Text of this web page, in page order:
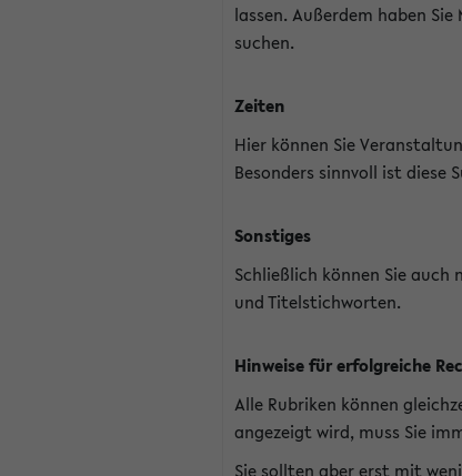
lassen. Außerdem haben
suchen.
Zeiten
Hier können Sie
Besonders sinnvoll ist diese
Sonstiges
Schließlich können Sie
und Titelstichworten.
Hinweise für erfolgreiche
Alle Rubriken können
angezeigt wird, muss Sie
Sie sollten aber erst mit